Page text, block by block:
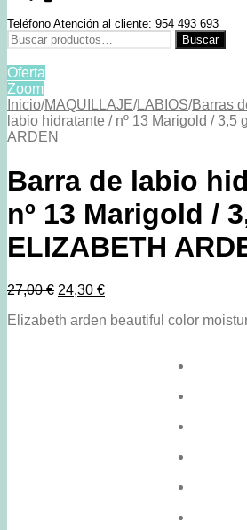
Teléfono Atención al cliente: 954 493 693
Buscar
por:
Buscar
Oferta
Zoom
Inicio/MAQUILLAJE/LABIOS/Barras
labio hidratante / nº 13 Marigold / 3,5
ARDEN
Barra de labio
nº 13 Marigold /
ELIZABETH
27,00€ 24,30 €
Elizabeth arden beautiful color